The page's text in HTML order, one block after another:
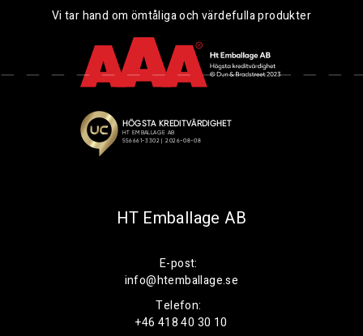
Vi tar hand om ömtåliga och värdefulla produkter
HT Emballage AB
E-post:
info@htemballage.se
Telefon:
+46 418 40 30 10